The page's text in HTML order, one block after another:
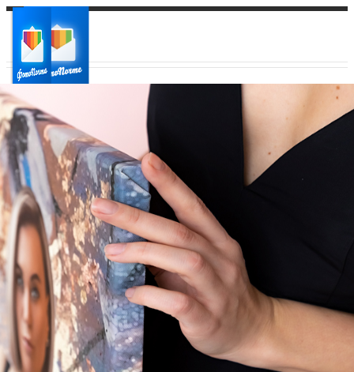
Ваш город:
Ваш регион доставки
Выберите из списка: